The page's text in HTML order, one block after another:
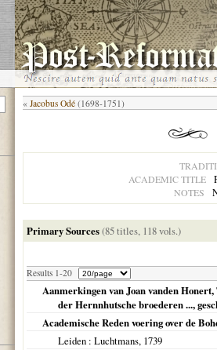
« Jacobus Odé (1698-1751)
ACADEMIC TITLE
NOTES
Primary Sources(85 titles, 118 vols.)
Results 1-20
Aanmerkingen van Joan vanden
der Hernnhutsche broederen ...,
Academische Reden voering over de
Leiden : Luchtmans, 1739